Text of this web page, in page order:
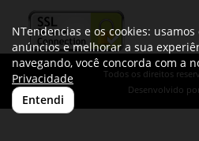
Todos os direitos
Desenvolvido
NTendencias e os cookies:
anúncios e melhorar a sua
navegando, você concorda com a
Privacidade
Entendi